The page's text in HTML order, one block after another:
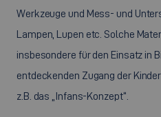
Werkzeuge und Mess- und
Lampen, Lupen etc. Solche
insbesondere für den Einsatz in
entdeckenden Zugang der
z.B. das „Infans-Konzept“.